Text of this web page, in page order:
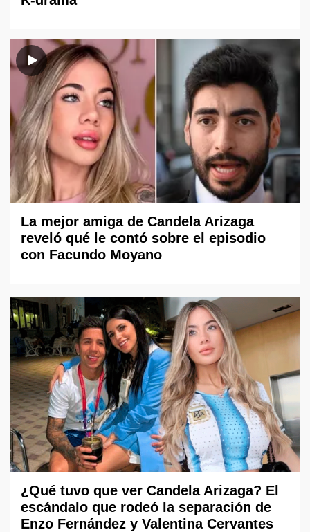
La mejor amiga de Candela Arizaga
reveló qué le contó sobre el episodio
con Facundo Moyano
¿Qué tuvo que ver Candela Arizaga? El
escándalo que rodeó la separación de
Enzo Fernández y Valentina Cervantes